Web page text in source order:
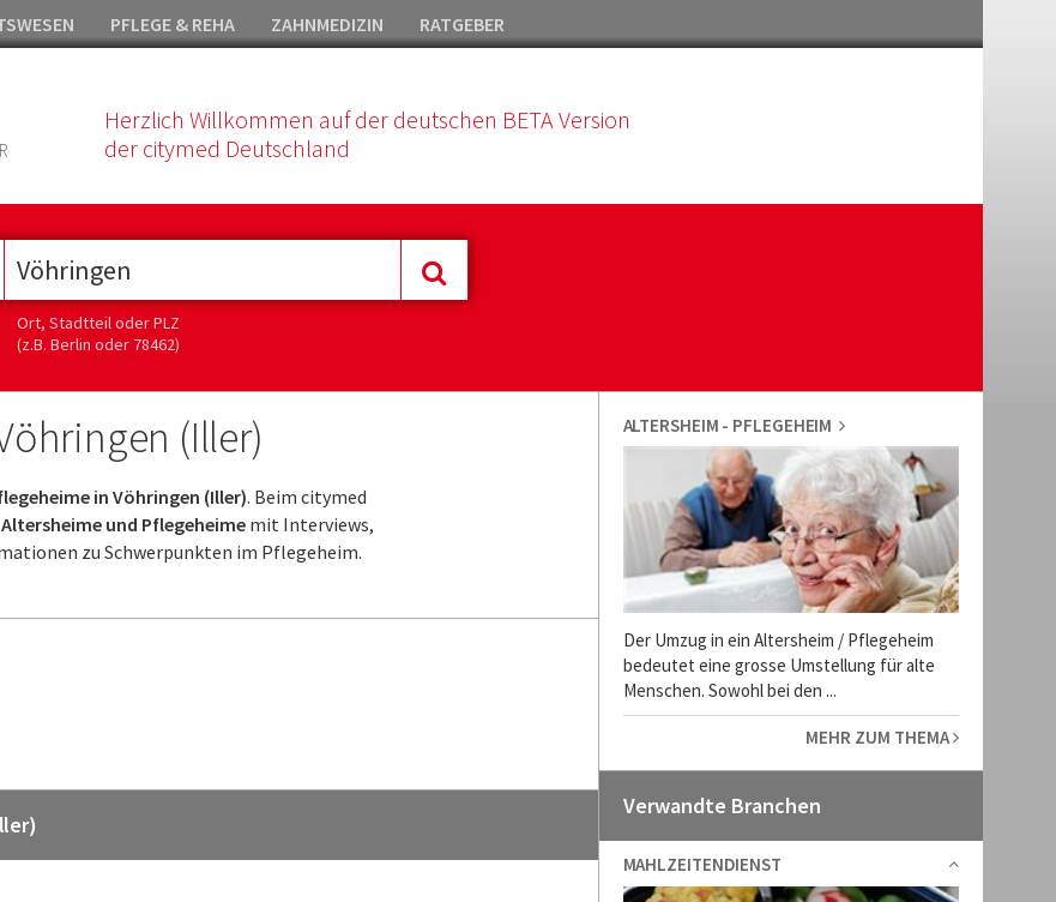
PFLEGE & REHA ZAHNMEDIZIN RATGEBER
Herzlich Willkommen auf der deutschen BETA Version
der citymed Deutschland
Ort, Stadtteil oder PLZ
(z.B. Berlin oder 78462)
(Iller)
in Vöhringen (Iller). Beim citymed
und Pflegeheimemit Interviews,
zu Schwerpunkten im Pflegeheim.
ALTERSHEIM - PFLEGEHEIM
Der Umzug in ein Altersheim / Pflegeheim
bedeutet eine grosse Umstellung für alte
Menschen. Sowohl bei den ...
MEHR ZUM THEMA
Verwandte Branchen
MAHLZEITENDIENST